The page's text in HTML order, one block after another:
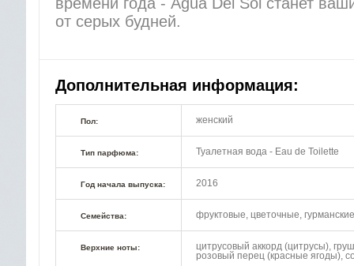
от серых будней.
Дополнительная информация:
Пол: женский
Тип парфюма: Туалетная вода - Eau de Toilette
Год начала выпуска: 2016
Семейства: фруктовые, цветочные, гурманские
Верхние ноты:
цитрусовый аккорд (цитрусы),
розовый перец (красные ягоды),